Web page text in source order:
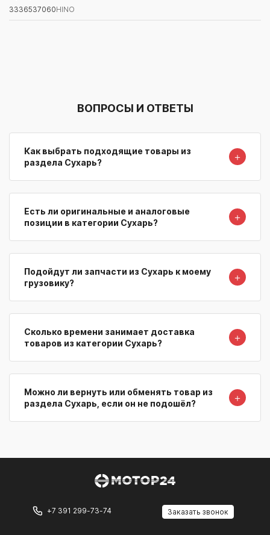
Артикул/Бренд
3336537060HINO
ВОПРОСЫ И ОТВЕТЫ
Как выбрать подходящие товары из
раздела Сухарь?
＋
Есть ли оригинальные и аналоговые
позиции в категории Сухарь?
＋
Подойдут ли запчасти из Сухарь к моему
грузовику?
＋
Сколько времени занимает доставка
товаров из категории Сухарь?
＋
Можно ли вернуть или обменять товар из
раздела Сухарь, если он не подошёл?
＋
+7 391 299-73-74 Заказать звонок